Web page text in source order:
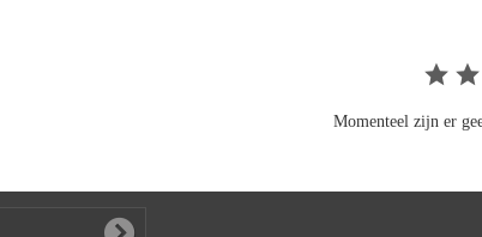
Momenteel zijn er